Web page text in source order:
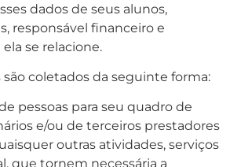
dados de seus alunos,
responsável financeiro e
se relacione.
são coletados da seguinte forma:
pessoas para seu quadro de
e/ou de terceiros prestadores
outras atividades, serviços
que tornem necessária a